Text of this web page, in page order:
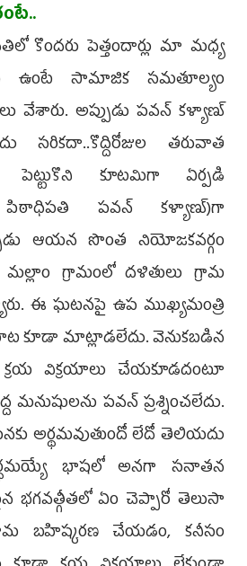
కొంద‌రు పెత్తందార్లు మా మ‌ధ్య
ఉంటే సామాజిక స‌మ‌తూల్యం
వేశారు. అప్పుడు ప‌వ‌న్ క‌ళ్యాణ్
స‌రిక‌దా..కొద్దిరోజుల త‌రువాత
పెట్టుకొని కూట‌మిగా ఏర్ప‌డి
పిఠాధిప‌తి ప‌వ‌న్ క‌ళ్యాణ్‌)గా
ఆయ‌న సొంత నియోజ‌క‌వ‌ర్గం
గ్రామంలో దళితులు గ్రామ
ఈ ఘ‌ట‌న‌పై ఉప ముఖ్య‌మంత్రి
కూడా మాట్లాడ‌లేదు. వెనుక‌బ‌డిన
క్ర‌య విక్ర‌యాలు చేయ‌కూడ‌దంటూ
మ‌నుషుల‌ను ప‌వ‌న్ ప్ర‌శ్నించ‌లేదు.
అర్థ‌మ‌వుతుందో లేదో తెలియ‌దు
భాష‌లో అనగా స‌నాత‌న
భ‌గ‌వ‌త్గీత‌లో ఏం చెప్పారో తెలుసా
బ‌హిష్క‌ర‌ణ చేయ‌డం, క‌నీసం